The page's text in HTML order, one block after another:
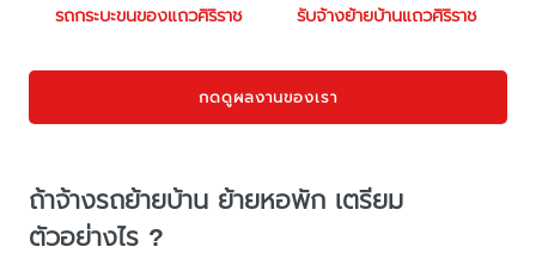
รถกระบะขนของแถวศิริราช รับจ้างย้ายบ้านแถวศิริราช
กดดูผลงานของเรา
ถ้าจ้างรถย้ายบ้าน ย้ายหอพัก เตรียม
ตัวอย่างไร ?